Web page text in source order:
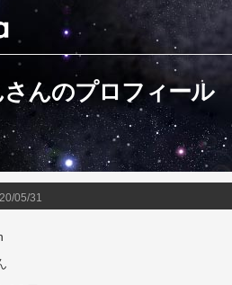
さんのプロフィール
05/31